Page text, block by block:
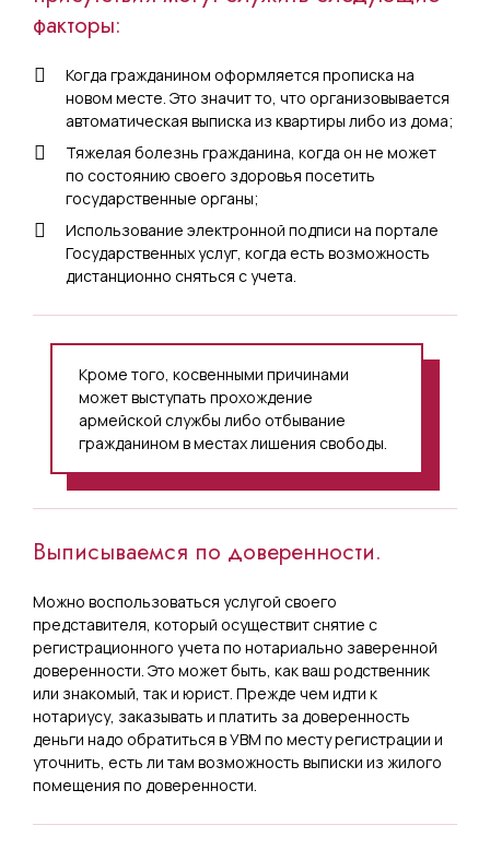
факторы:
Когда гражданином оформляется прописка на
новом месте. Это значит то, что организовывается
автоматическая выписка из квартиры либо из дома;
Тяжелая болезнь гражданина, когда он не может
по состоянию своего здоровья посетить
государственные органы;
Использование электронной подписи на портале
Государственных услуг, когда есть возможность
дистанционно сняться с учета.
Кроме того, косвенными причинами
может выступать прохождение
армейской службы либо отбывание
гражданином в местах лишения свободы.
Выписываемся по доверенности.
Можно воспользоваться услугой своего
представителя, который осуществит снятие с
регистрационного учета по нотариально заверенной
доверенности. Это может быть, как ваш родственник
или знакомый, так и юрист. Прежде чем идти к
нотариусу, заказывать и платить за доверенность
деньги надо обратиться в УВМ по месту регистрации и
уточнить, есть ли там возможность выписки из жилого
помещения по доверенности.